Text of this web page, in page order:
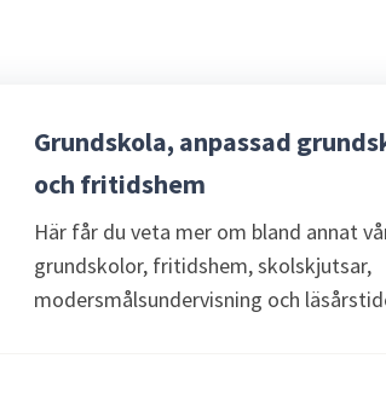
Grundskola, anpassad
och fritidshem
Här får du veta mer om bland annat
grundskolor, fritidshem, skolskjutsar,
modersmålsundervisning och